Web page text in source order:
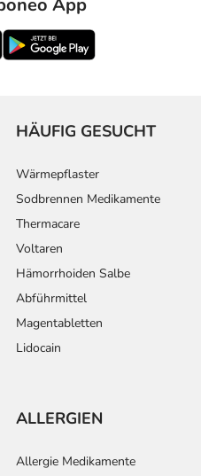
HÄUFIG GESUCHT
Wärmepflaster
Sodbrennen Medikamente
Thermacare
Voltaren
Hämorrhoiden Salbe
Abführmittel
Magentabletten
Lidocain
ALLERGIEN
Allergie Medikamente